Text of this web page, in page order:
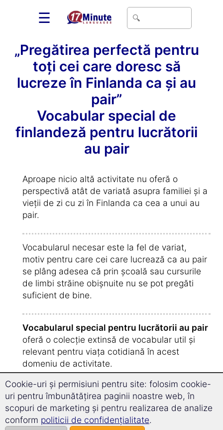
☰
„Pregătirea perfectă pentru
toți cei care doresc să
lucreze în Finlanda ca și au
pair”
Vocabular special de
finlandeză pentru lucrătorii
au pair
Aproape nicio altă activitate nu oferă o
perspectivă atât de variată asupra familiei și a
vieții de zi cu zi în Finlanda ca cea a unui au
pair.
Vocabularul necesar este la fel de variat,
motiv pentru care cei care lucrează ca au pair
se plâng adesea că prin școală sau cursurile
de limbi străine obișnuite nu se pot pregăti
suficient de bine.
Vocabularul special pentru lucrătorii au pair
oferă o colecție extinsă de vocabular util și
relevant pentru viața cotidiană în acest
domeniu de activitate.
Cookie-uri și permisiuni pentru site: folosim cookie-
uri pentru îmbunătățirea paginii noastre web, în
scopuri de marketing și pentru realizarea de analize
conform politicii de confidențialitate.